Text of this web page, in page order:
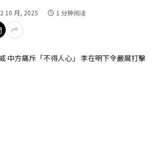
2 10 月, 2025 1 分钟阅读